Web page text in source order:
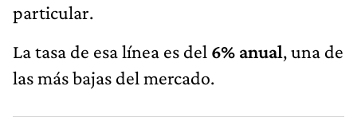
particular.
La tasa de esa línea es del 6% anual, una de
las más bajas del mercado.